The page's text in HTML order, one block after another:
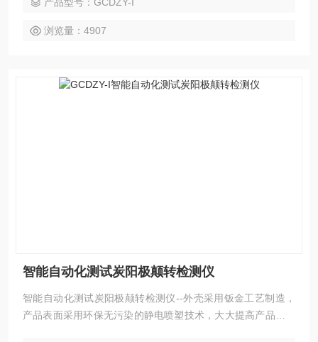
软件可实现远程监控和数据分析。便捷的人机交互界面、高精
度，智能化的测量技术，助力提升企业产品测量效率。
浏览量：4907
智能自动化测试炭阳极颠转检测仪
智能自动化测试炭阳极颠转检测仪--外壳采用钣金工艺制造，
产品表面采用环保无污染的静电喷塑技术，大大提高产品的耐